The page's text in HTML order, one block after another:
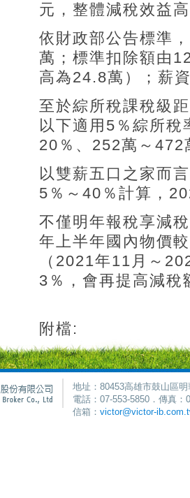
元，整體減稅效益
依財政部公告標準
萬；標準扣除額由
高為24.8萬）；薪
至於綜所稅課稅級
以下適用5％綜所
20％、252萬～
以雙薪五口之家而
5％～40％計算，
不僅明年報稅享減
年上半年國內物價
（2021年11月～
3％，會再提高減稅
附檔:
地址：80453高雄市鼓山區
電話：07-553-5850．傳真
信箱： victor@victor-